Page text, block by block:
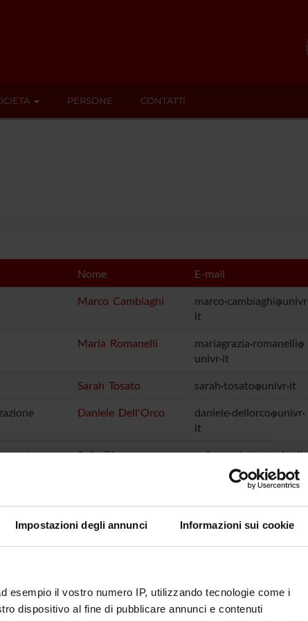
Impostazioni degli annunci Informazioni sui cookie
esempio il vostro numero IP, utilizzando tecnologie come i
dispositivo al fine di pubblicare annunci e contenuti
PERSONE CONTATTI
Nome E-mail
Marco Cambiaghi marco cambiaghi
univr
it
Maria Romanelli mariagrazia romanelli
univr it
Sarah Tosato sarah tosato univr it
Daniele Dell'Orco daniele dellorco
univr
it
Sofia Giovanna
sofia mariotto univr it
Cantor Tarperi cantor tarperi univr
e Web Sara Bigardi sara bigardi univr